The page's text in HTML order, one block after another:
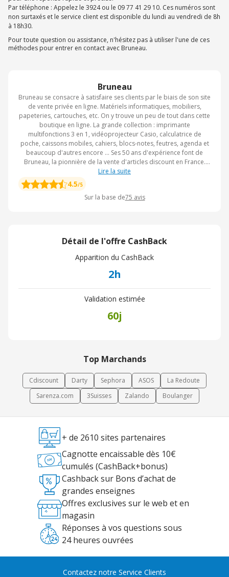
Bruneau
Bruneau se consacre à satisfaire ses clients par le biais de son site
de vente privée en ligne. Matériels informatiques, mobiliers,
papeteries, cartouches, etc. On y trouve un peu de tout dans cette
boutique en ligne. La grande collection : imprimante
multifonctions 3 en 1, vidéoprojecteur Casio, calculatrice de
poche, caissons mobiles, cahiers, blocs-notes, feutres, agenda et
beaucoup d'autres encore ... Ses 50 ans d'expérience font de
Bruneau, la pionnière de la vente d'articles discount en France.
Outre la large gamme de produits présenté, Bruneau propose de
nombreux services à ses clients : Service montage, livraison 24
heures, garantie 2 ans chez Bruneau. Chaque jour, des milliers de
références s'y donnent rendez-vous pour vous suggérer leurs
vos achats vers votre cagnotte eBuyClub.
Lire la suite
4.5/5
Sur la base de75 avis
Détail de l'offre CashBack
Apparition du CashBack
2h
Validation estimée
60j
Top Marchands
Cdiscount Darty Sephora ASOS
La Redoute
Sarenza.com
3Suisses Zalando Boulanger
Par téléphone : Appelez le 3924 ou le 09 77 41 29 10. Ces numéros sont
non surtaxés et le service client est disponible du lundi au vendredi de 8h
à 18h30.
Pour toute question ou assistance, n'hésitez pas à utiliser l'une de ces
méthodes pour entrer en contact avec Bruneau.
+ de 2610 sites partenaires
Cagnotte encaissable dès 10€
cumulés (CashBack+bonus)
Cashback sur Bons d’achat de
grandes enseignes
Offres exclusives sur le web et en
magasin
Réponses à vos questions sous
24 heures ouvrées
Contactez notre Service Clients